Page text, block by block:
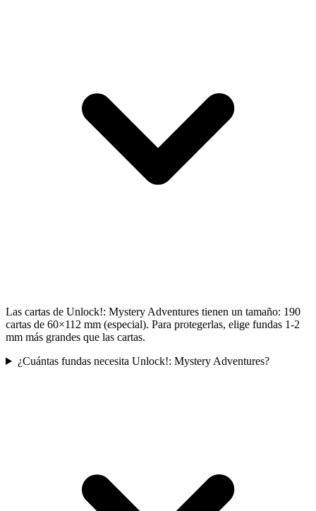
Las cartas de Unlock!: Mystery Adventures tienen un tamaño: 190
cartas de 60×112 mm (especial). Para protegerlas, elige fundas 1-2
mm más grandes que las cartas.
¿Cuántas fundas necesita Unlock!: Mystery Adventures?